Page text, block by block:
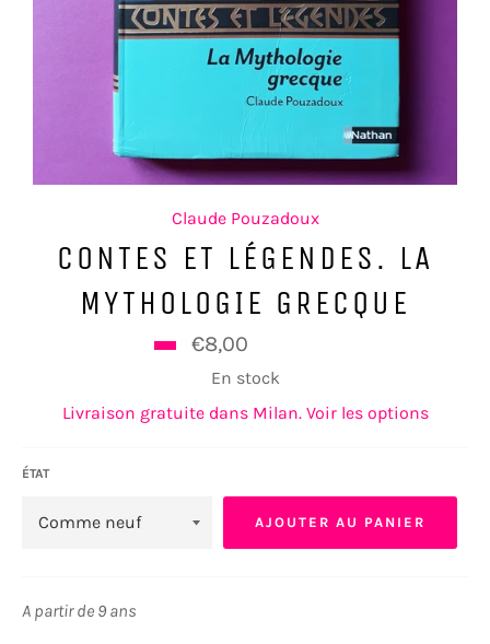
Claude Pouzadoux
CONTES ET LÉGENDES. LA
MYTHOLOGIE GRECQUE
€8,00
En stock
Livraison gratuite dans Milan. Voir les options
ÉTAT
AJOUTER AU PANIER
A partir de 9 ans